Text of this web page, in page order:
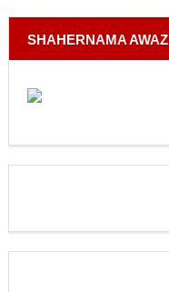
SHAHERNAMA AWAZ